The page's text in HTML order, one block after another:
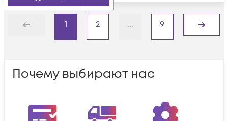
Назад
1 2 ... 9
Дальше
Почему выбирают нас